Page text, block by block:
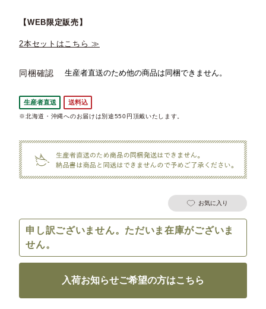
【WEB限定販売】
2本セットはこちら ≫
同梱確認
生産者直送 送料込
※北海道・沖縄へのお届けは別途550円頂戴いたします。
お気に入り
申し訳ございません。ただいま在庫がございま
せん。
入荷お知らせご希望の方はこちら